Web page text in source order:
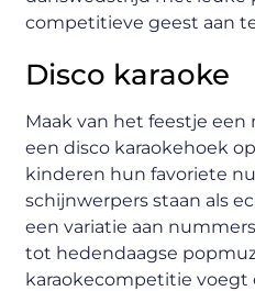
competitieve geest aan
Disco karaoke
Maak van het feestje
een disco karaokehoek
kinderen hun favoriete
schijnwerpers staan als
een variatie aan
tot hedendaagse
karaokecompetitie voegt